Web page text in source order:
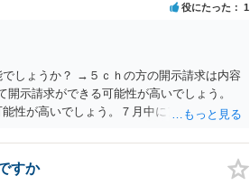
役にたった 1
しょうか？ →５ｃｈの方の開示請求は内容
示請求ができる可能性が高いでしょう。
性が高いでしょう。７月中にアカウントが
→訴訟外の交渉で相手方が認めれば負担さ
の弁護士費用が認められる場合と認められ
すか